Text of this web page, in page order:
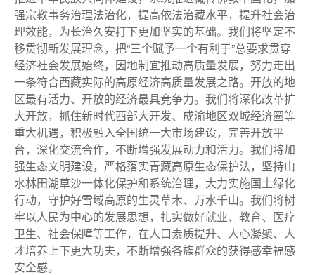
强宗教事务治理法治化，提高依法治藏水平，提升社会治
理效能，为长治久安打下更加坚实的基础。我们将坚定不
移贯彻新发展理念，把“三个赋予一个有利于”总要求贯穿
经济社会发展始终，因地制宜推动高质量发展，努力走出
一条符合西藏实际的高原经济高质量发展之路。开放的地
区最有活力、开放的经济最具竞争力。我们将深化改革扩
大开放，抓住新时代西部大开发、成渝地区双城经济圈等
重大机遇，积极融入全国统一大市场建设，完善开放平
台，深化交流合作，不断增强发展动力和活力。我们将加
强生态文明建设，严格落实青藏高原生态保护法，坚持山
水林田湖草沙一体化保护和系统治理，大力实施国土绿化
行动，守护好雪域高原的生灵草木、万水千山。我们将树
牢以人民为中心的发展思想，扎实做好就业、教育、医疗
卫生、社会保障等工作，在人口素质提升、人心凝聚、人
才培养上下更大功夫，不断增强各族群众的获得感幸福感
安全感。